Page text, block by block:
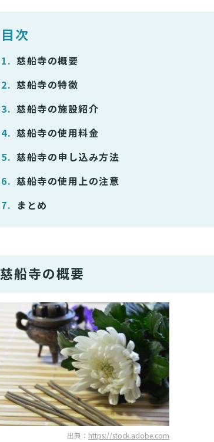
目次
慈船寺の概要
慈船寺の特徴
慈船寺の施設紹介
慈船寺の使用料金
慈船寺の申し込み方法
慈船寺の使用上の注意
まとめ
慈船寺の概要
出典： https://stock.adobe.com